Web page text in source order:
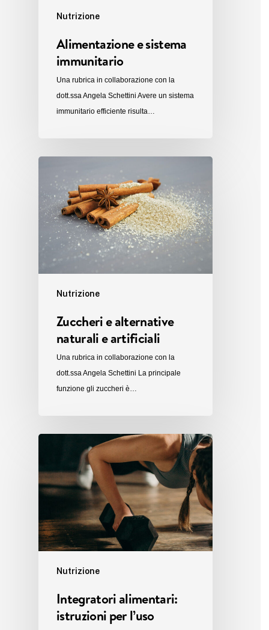
Nutrizione
Alimentazione e sistema
immunitario
Una rubrica in collaborazione con la
dott.ssa Angela Schettini Avere un sistema
immunitario efficiente risulta…
Nutrizione
Zuccheri e alternative
naturali e artificiali
Una rubrica in collaborazione con la
dott.ssa Angela Schettini La principale
funzione gli zuccheri è…
Nutrizione
Integratori alimentari:
istruzioni per l’uso